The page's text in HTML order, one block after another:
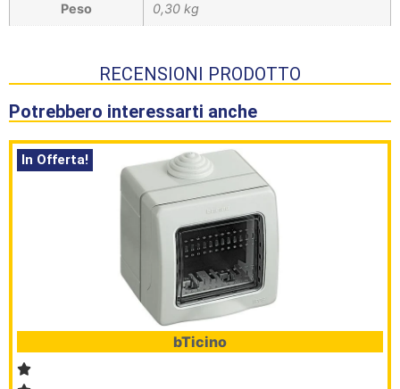
Peso 0,30 kg
RECENSIONI PRODOTTO
Potrebbero interessarti anche
In Offerta!
bTicino